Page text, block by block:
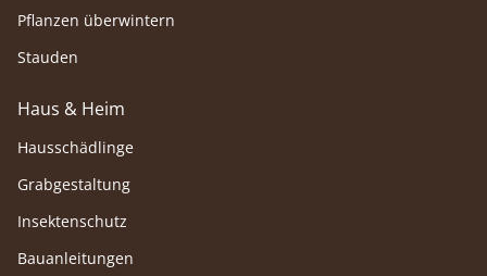
Pflanzen überwintern
Stauden
Haus & Heim
Hausschädlinge
Grabgestaltung
Insektenschutz
Bauanleitungen